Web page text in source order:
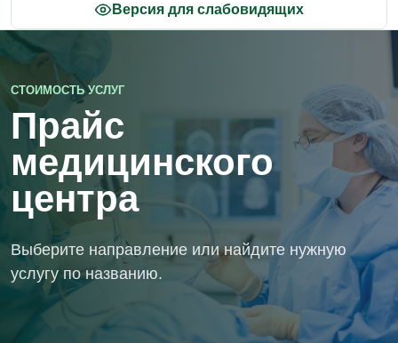
Версия для слабовидящих
СТОИМОСТЬ УСЛУГ
Прайс
медицинского
центра
Выберите направление или найдите нужную
услугу по названию.